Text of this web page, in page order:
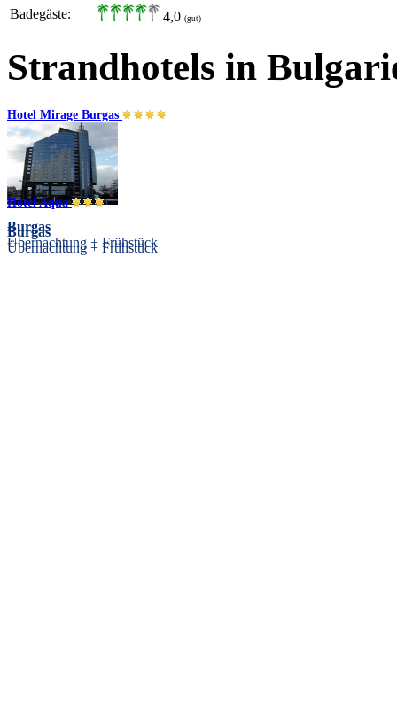
Badegäste: 4,0 (gut)
Strandhotels in
Hotel Mirage Burgas
Burgas
Übernachtung + Frühstück
Hotel Aqua
Burgas
Übernachtung + Frühstück